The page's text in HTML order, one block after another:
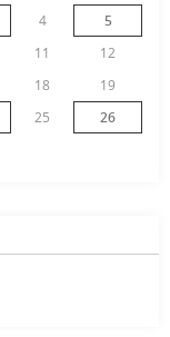
4
5
11
12
18
19
25
26